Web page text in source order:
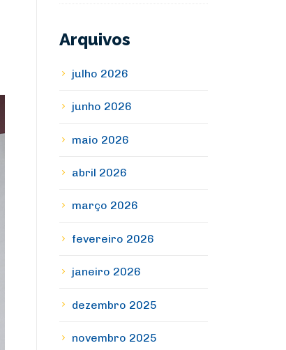
Arquivos
julho 2026
junho 2026
maio 2026
abril 2026
março 2026
fevereiro 2026
janeiro 2026
dezembro 2025
novembro 2025